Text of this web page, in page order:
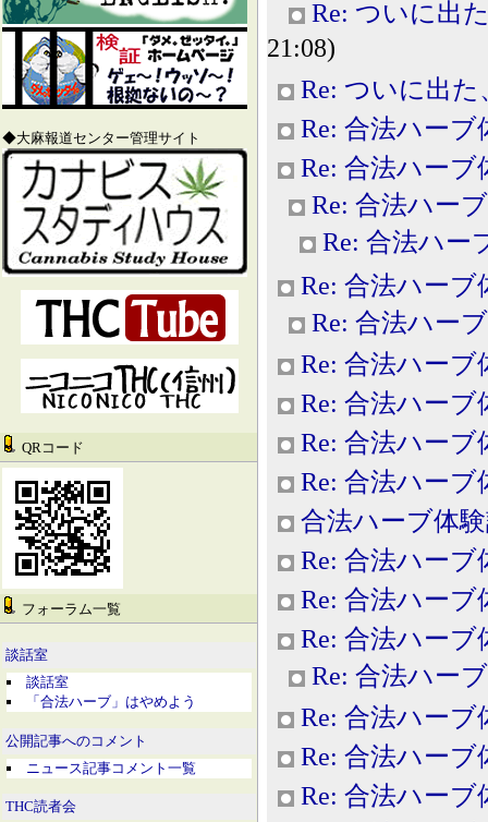
◆大麻報道センター管理サイト
QRコード
フォーラム一覧
談話室
談話室
「合法ハーブ」はやめよう
公開記事へのコメント
ニュース記事コメント一覧
THC読者会
Re: ついに出
21:08)
Re: ついに出
Re: 合法ハーブ
Re: 合法ハーブ
Re: 合法ハー
Re: 合法ハー
Re: 合法ハーブ
Re: 合法ハー
Re: 合法ハーブ
Re: 合法ハーブ
Re: 合法ハーブ
Re: 合法ハーブ
合法ハーブ体
Re: 合法ハーブ
Re: 合法ハーブ
Re: 合法ハーブ
Re: 合法ハー
Re: 合法ハーブ
Re: 合法ハーブ
Re: 合法ハーブ